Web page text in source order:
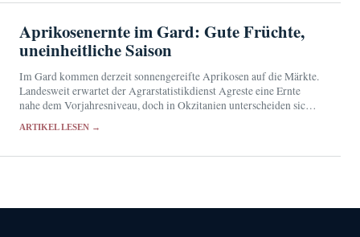
Aprikosenernte im Gard: Gute Früchte,
uneinheitliche Saison
Im Gard kommen derzeit sonnengereifte Aprikosen auf die Märkte.
Landesweit erwartet der Agrarstatistikdienst Agreste eine Ernte
nahe dem Vorjahresniveau, doch in Okzitanien unterscheiden sich
ARTIKEL LESEN →